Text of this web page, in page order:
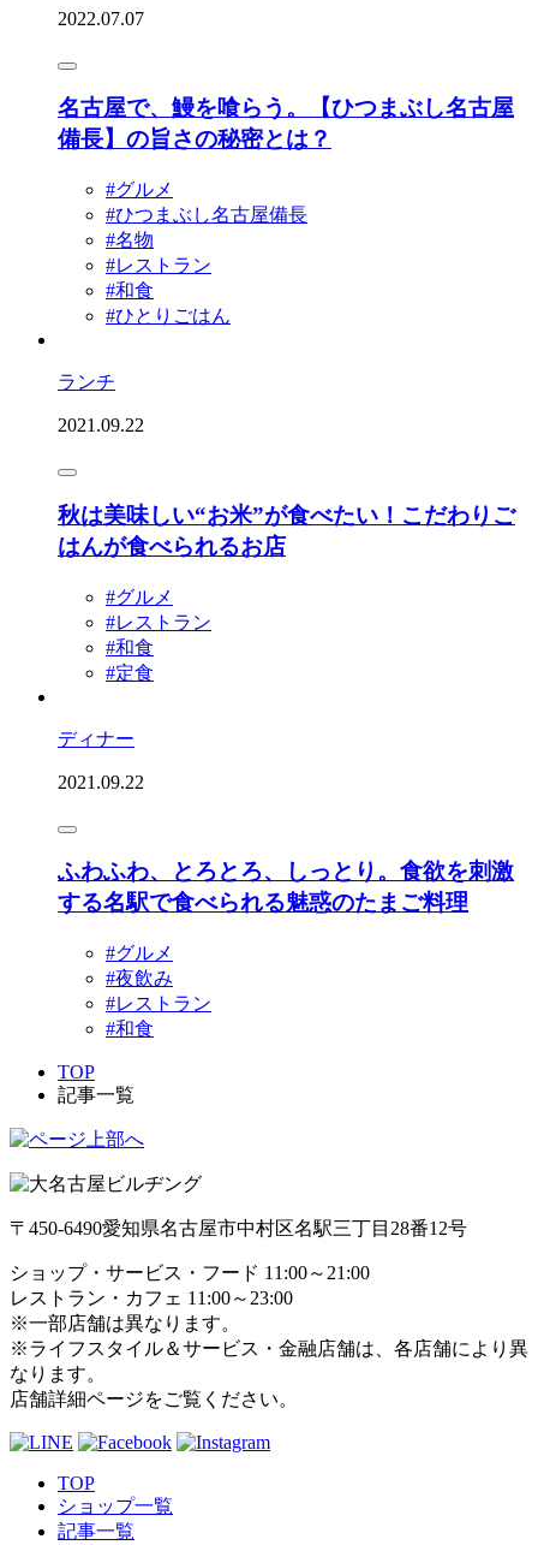
2022.07.07
名古屋で、鰻を喰らう。【ひつまぶし名古屋
備長】の旨さの秘密とは？
#グルメ
#ひつまぶし名古屋備長
#名物
#レストラン
#和食
#ひとりごはん
ランチ
2021.09.22
秋は美味しい“お米”が食べたい！こだわりご
はんが食べられるお店
#グルメ
#レストラン
#和食
#定食
ディナー
2021.09.22
ふわふわ、とろとろ、しっとり。食欲を刺激
する名駅で食べられる魅惑のたまご料理
#グルメ
#夜飲み
#レストラン
#和食
TOP
記事一覧
〒450-6490愛知県名古屋市中村区名駅三丁目28番12号
ショップ・サービス・フード 11:00～21:00
レストラン・カフェ 11:00～23:00
※一部店舗は異なります。
※ライフスタイル＆サービス・金融店舗は、各店舗により異
なります。
店舗詳細ページをご覧ください。
TOP
ショップ一覧
記事一覧